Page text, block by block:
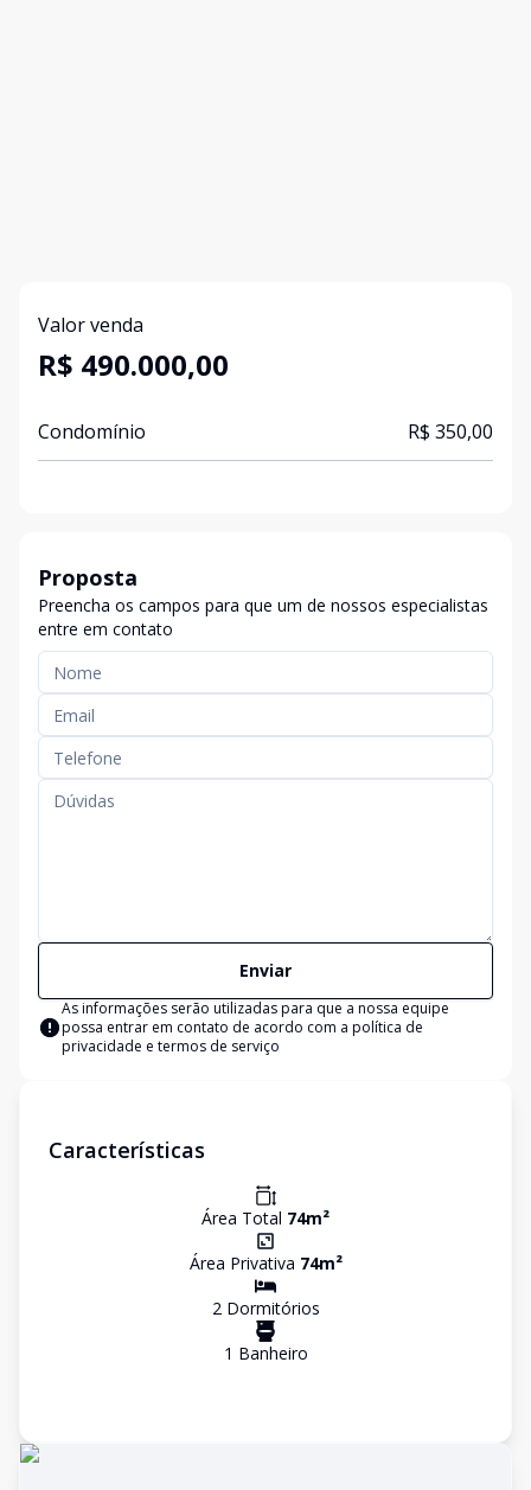
Valor venda
R$ 490.000,00
Condomínio R$ 350,00
Proposta
Preencha os campos para que um de nossos especialistas
entre em contato
Enviar
As informações serão utilizadas para que a nossa equipe
possa entrar em contato de acordo com a política de
privacidade e termos de serviço
Características
Área Total 74m²
Área Privativa 74m²
2Dormitórios
1 Banheiro